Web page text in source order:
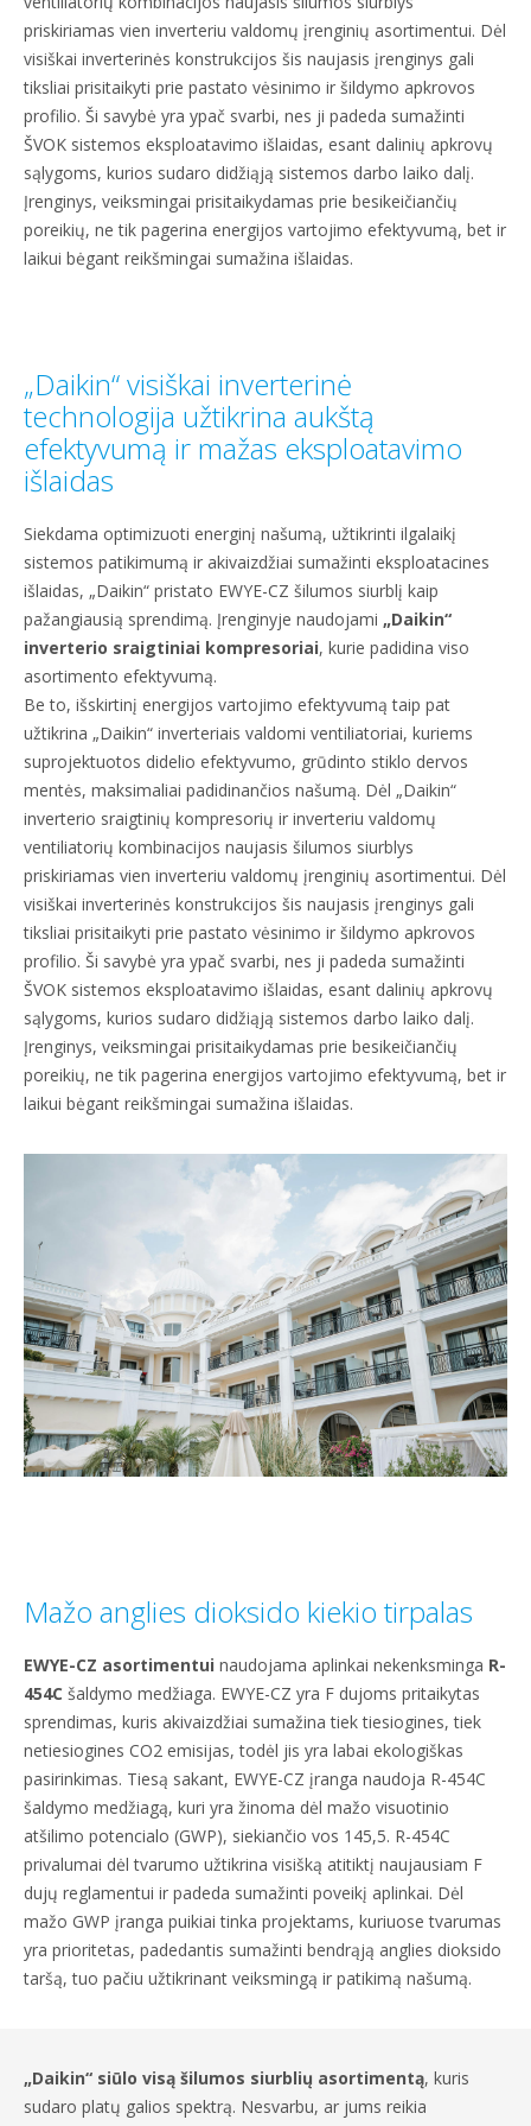
priskiriamas vien inverteriu valdomų įrenginių asortimentui. Dėl
visiškai inverterinės konstrukcijos šis naujasis įrenginys gali
tiksliai prisitaikyti prie pastato vėsinimo ir šildymo apkrovos
profilio. Ši savybė yra ypač svarbi, nes ji padeda sumažinti
ŠVOK sistemos eksploatavimo išlaidas, esant dalinių apkrovų
sąlygoms, kurios sudaro didžiąją sistemos darbo laiko dalį.
Įrenginys, veiksmingai prisitaikydamas prie besikeičiančių
poreikių, ne tik pagerina energijos vartojimo efektyvumą, bet ir
laikui bėgant reikšmingai sumažina išlaidas.
„Daikin“ visiškai inverterinė
technologija užtikrina aukštą
efektyvumą ir mažas eksploatavimo
išlaidas
Siekdama optimizuoti energinį našumą, užtikrinti ilgalaikį
sistemos patikimumą ir akivaizdžiai sumažinti eksploatacines
išlaidas, „Daikin“ pristato EWYE-CZ šilumos siurblį kaip
pažangiausią sprendimą. Įrenginyje naudojami „Daikin“
inverterio sraigtiniai kompresoriai, kurie padidina viso
asortimento efektyvumą.
Be to, išskirtinį energijos vartojimo efektyvumą taip pat
užtikrina „Daikin“ inverteriais valdomi ventiliatoriai, kuriems
suprojektuotos didelio efektyvumo, grūdinto stiklo dervos
mentės, maksimaliai padidinančios našumą. Dėl „Daikin“
inverterio sraigtinių kompresorių ir inverteriu valdomų
ventiliatorių kombinacijos naujasis šilumos siurblys
priskiriamas vien inverteriu valdomų įrenginių asortimentui. Dėl
visiškai inverterinės konstrukcijos šis naujasis įrenginys gali
tiksliai prisitaikyti prie pastato vėsinimo ir šildymo apkrovos
profilio. Ši savybė yra ypač svarbi, nes ji padeda sumažinti
ŠVOK sistemos eksploatavimo išlaidas, esant dalinių apkrovų
sąlygoms, kurios sudaro didžiąją sistemos darbo laiko dalį.
Įrenginys, veiksmingai prisitaikydamas prie besikeičiančių
poreikių, ne tik pagerina energijos vartojimo efektyvumą, bet ir
laikui bėgant reikšmingai sumažina išlaidas.
Mažo anglies dioksido kiekio tirpalas
EWYE-CZ asortimentui naudojama aplinkai nekenksminga R-
454C šaldymo medžiaga. EWYE-CZ yra F dujoms pritaikytas
sprendimas, kuris akivaizdžiai sumažina tiek tiesiogines, tiek
netiesiogines CO2 emisijas, todėl jis yra labai ekologiškas
pasirinkimas. Tiesą sakant, EWYE-CZ įranga naudoja R-454C
šaldymo medžiagą, kuri yra žinoma dėl mažo visuotinio
atšilimo potencialo (GWP), siekiančio vos 145,5. R-454C
privalumai dėl tvarumo užtikrina visišką atitiktį naujausiam F
dujų reglamentui ir padeda sumažinti poveikį aplinkai. Dėl
mažo GWP įranga puikiai tinka projektams, kuriuose tvarumas
yra prioritetas, padedantis sumažinti bendrąją anglies dioksido
taršą, tuo pačiu užtikrinant veiksmingą ir patikimą našumą.
„Daikin“ siūlo visą šilumos siurblių asortimentą, kuris
sudaro platų galios spektrą. Nesvarbu, ar jums reikia